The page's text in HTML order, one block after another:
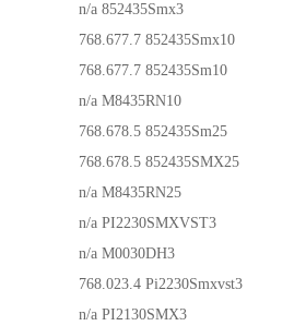
n/a 852435Smx3
768.677.7 852435Smx10
768.677.7 852435Sm10
n/a M8435RN10
768.678.5 852435Sm25
768.678.5 852435SMX25
n/a M8435RN25
n/a PI2230SMXVST3
n/a M0030DH3
768.023.4 Pi2230Smxvst3
n/a PI2130SMX3